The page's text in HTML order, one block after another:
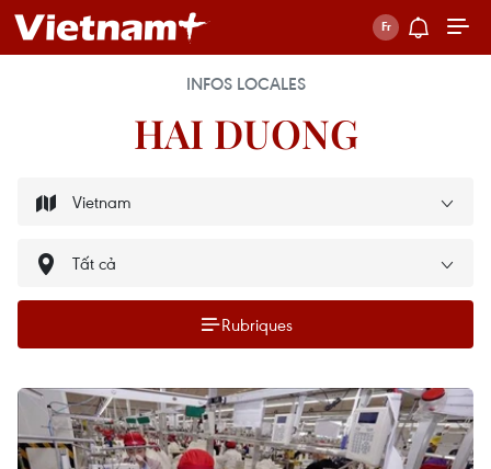
INFOS LOCALES
HAI DUONG
Rubriques